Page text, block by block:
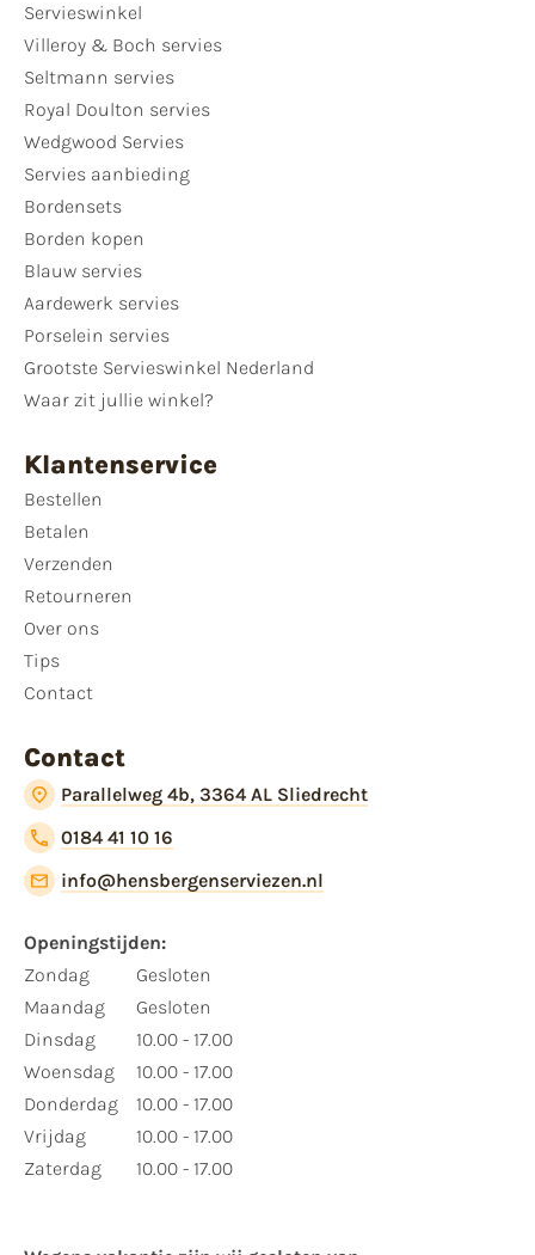
Servieswinkel
Villeroy & Boch servies
Seltmann servies
Royal Doulton servies
Wedgwood Servies
Servies aanbieding
Bordensets
Borden kopen
Blauw servies
Aardewerk servies
Porselein servies
Grootste Servieswinkel Nederland
Waar zit jullie winkel?
Klantenservice
Bestellen
Betalen
Verzenden
Retourneren
Over ons
Tips
Contact
Contact
Parallelweg 4b, 3364 AL Sliedrecht
0184 41 10 16
info@hensbergenserviezen.nl
Openingstijden:
Zondag
Maandag
Dinsdag
Woensdag
Donderdag
Vrijdag
Zaterdag
Gesloten
Gesloten
10.00 - 17.00
10.00 - 17.00
10.00 - 17.00
10.00 - 17.00
10.00 - 17.00